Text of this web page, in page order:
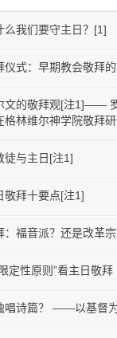
么我们要守主日？[1]
仪式：早期教会敬拜
文的敬拜观[注1]——
格林维尔神学院敬拜
徒与主日[注1]
敬拜十要点[注1]
：福音派？还是改革
定性原则”看主日敬拜
唱诗篇？ ——以基督